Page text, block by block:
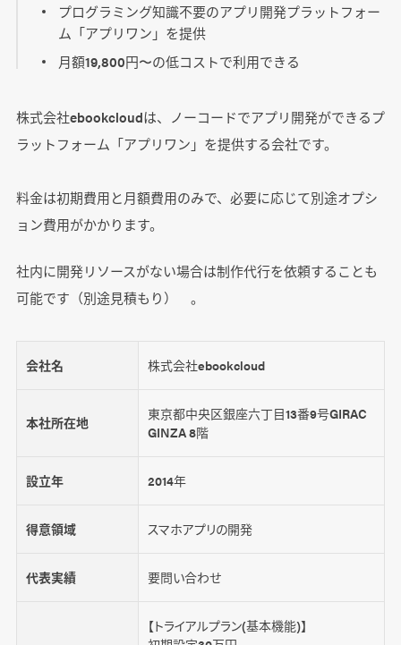
プログラミング知識不要のアプリ開発プラットフォー
ム「アプリワン」を提供
月額19,800円〜の低コストで利用できる
株式会社ebookcloudは、ノーコードでアプリ開発ができるプ
ラットフォーム「アプリワン」を提供する会社です。
料金は初期費用と月額費用のみで、必要に応じて別途オプシ
ョン費用がかかります。
社内に開発リソースがない場合は制作代行を依頼することも
可能です（別途見積もり） 。
会社名 株式会社ebookcloud
本社所在地
東京都中央区銀座六丁目13番9号GIRAC
GINZA 8階
設立年 2014年
得意領域 スマホアプリの開発
代表実績 要問い合わせ
【トライアルプラン(基本機能)】